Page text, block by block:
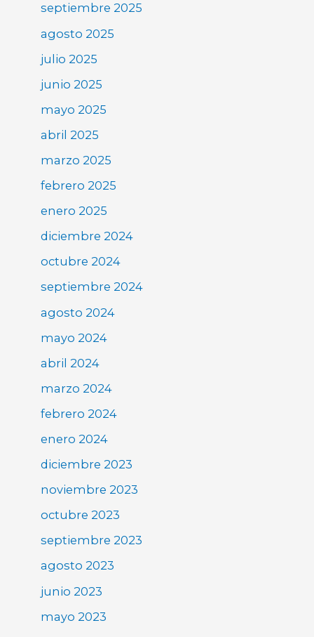
septiembre 2025
agosto 2025
julio 2025
junio 2025
mayo 2025
abril 2025
marzo 2025
febrero 2025
enero 2025
diciembre 2024
octubre 2024
septiembre 2024
agosto 2024
mayo 2024
abril 2024
marzo 2024
febrero 2024
enero 2024
diciembre 2023
noviembre 2023
octubre 2023
septiembre 2023
agosto 2023
junio 2023
mayo 2023